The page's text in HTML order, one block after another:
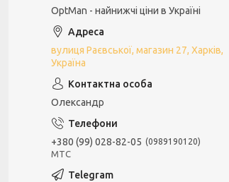
OptMan - найнижчі ціни в Україні
вулиця Раєвської, магазин 27, Харків,
Україна
Олександр
+380 (99) 028-82-05 0989190120
МТС